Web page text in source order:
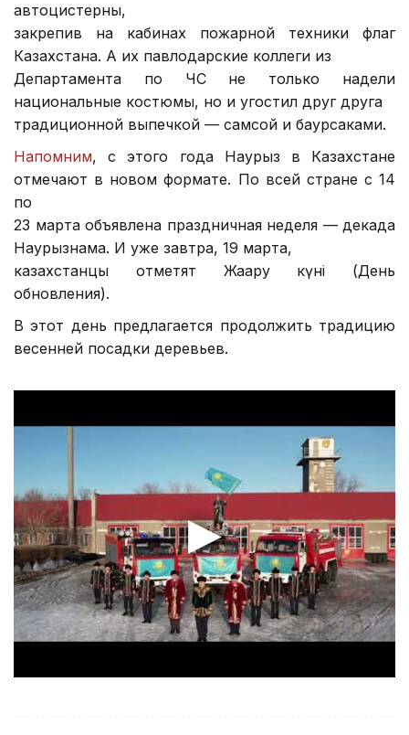
автоцистерны,
закрепив на кабинах пожарной техники флаг
Казахстана. А их павлодарские коллеги из
Департамента по ЧС не только надели
национальные костюмы, но и угостил друг друга
традиционной выпечкой — самсой и баурсаками.
Напомним, с этого года Наурыз в Казахстане
отмечают в новом формате. По всей стране с 14
по
23 марта объявлена праздничная неделя — декада
Наурызнама. И уже завтра, 19 марта,
казахстанцы отметят Жаңару күні (День
обновления).
В этот день предлагается продолжить традицию
весенней посадки деревьев.